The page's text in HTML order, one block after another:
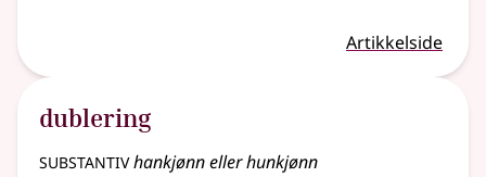
Artikkelside
dublering
substantivhankjønn eller hunkjønn